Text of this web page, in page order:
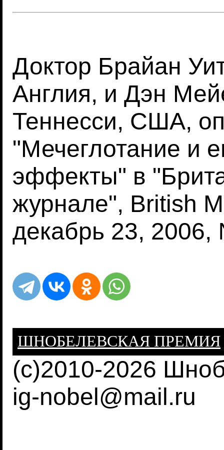
Доктор Брайан
Англия, и Дэн
Теннесси, США,
"Мечеглотание и
эффекты" в
журнале", British
декабрь 23,
ШНОБЕЛЕВСКАЯ ПРЕМИЯ
(c)2010-2026
ig-nobel@mail.ru